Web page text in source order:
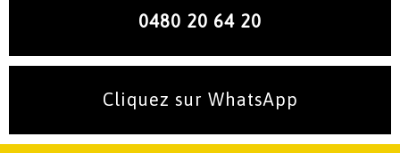
0480 20 64 20
Cliquez sur WhatsApp